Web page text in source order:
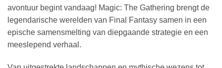
avontuur begint vandaag! Magic: The Gathering brengt de
legendarische werelden van Final Fantasy samen in een
epische samensmelting van diepgaande strategie en een
meeslepend verhaal.